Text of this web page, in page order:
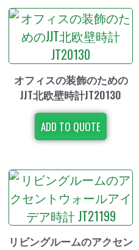
オフィスの装飾のための
JJT北欧壁時計JT20130
ADD TO QUOTE
リビングルームのアクセン